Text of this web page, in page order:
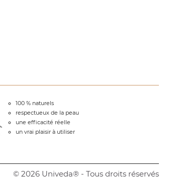
100 % naturels
respectueux de la peau
une efficacité réelle
un vrai plaisir à utiliser
© 2026 Univeda® - Tous droits réservés